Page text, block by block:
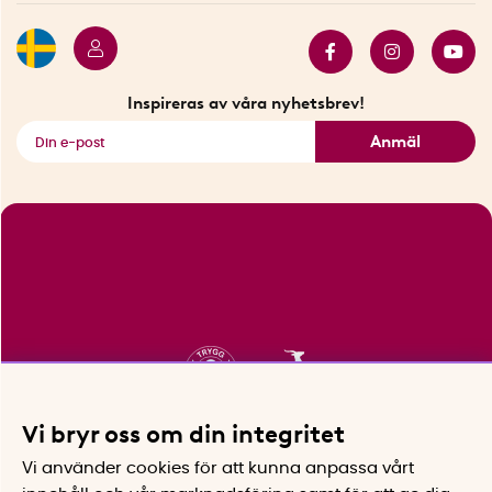
Inspireras av våra nyhetsbrev!
Anmäl
Vi bryr oss om din integritet
Vi använder cookies för att kunna anpassa vårt